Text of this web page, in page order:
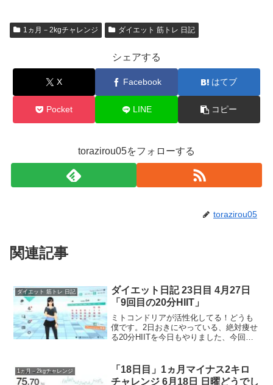
1ヵ月－2kgチャレンジ ダイエット 筋トレ 日記
シェアする
X Facebook はてブ
Pocket LINE コピー
torazirou05をフォローする
torazirou05
関連記事
ダイエット 筋トレ 日記
ダイエット日記 23日目 4月27日
「9回目の20分HIIT」
ミトコンドリアが活性化してる！どうも
僕です。2日おきにやっている、絶対痩せ
る20分HIITを今日もやりました、今回で9
やってます。かれこれ、続けてきて今日
で301日間や...
1ヵ月－2kgチャレンジ
「18日目」1ヵ月マイナス2キロ
チャレンジ 6月18日 日曜どうでし